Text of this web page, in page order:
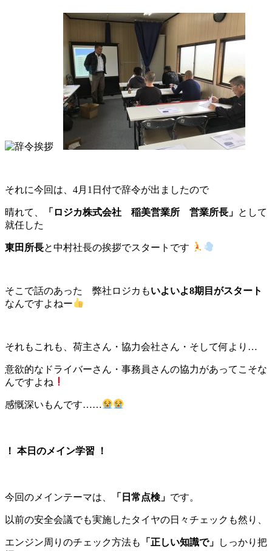
それに今回は、4月1日付で辞令が出ましたので
晴れて、 「ロジカ株式会社 稲美営業所 営業所長」 として
就任した
東田所長と中村社長の挨拶でスタートです
そこで話のあった 弊社ロジカもいよいよ8期目がスタート
なんですよねー
それもこれも、荷主さん・協力会社さん・そして何より…
意欲的なドライバーさん・事務員さんの協力があってこそな
んですよね
感慨深いもんです……
！ 本日のメイン学習 ！
今回のメインテーマは、 「日常点検」 です。
以前の安全会議でも実施したタイヤの日々チェックも然り、
エンジン周りのチェック方法も 「正しい知識で」
しっかり把